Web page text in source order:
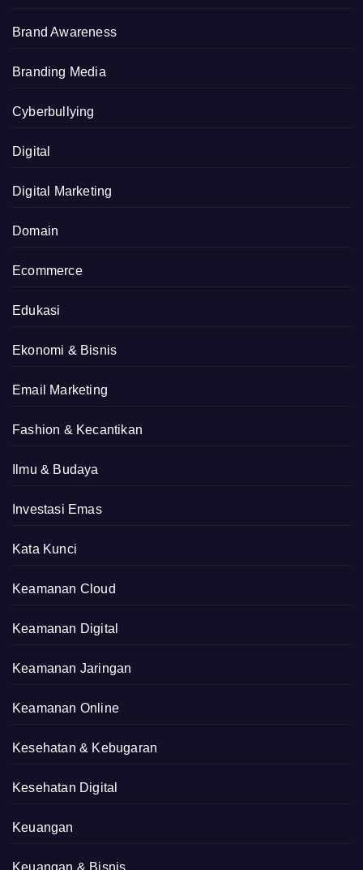
Brand Awareness
Branding Media
Cyberbullying
Digital
Digital Marketing
Domain
Ecommerce
Edukasi
Ekonomi & Bisnis
Email Marketing
Fashion & Kecantikan
Ilmu & Budaya
Investasi Emas
Kata Kunci
Keamanan Cloud
Keamanan Digital
Keamanan Jaringan
Keamanan Online
Kesehatan & Kebugaran
Kesehatan Digital
Keuangan
Keuangan & Bisnis